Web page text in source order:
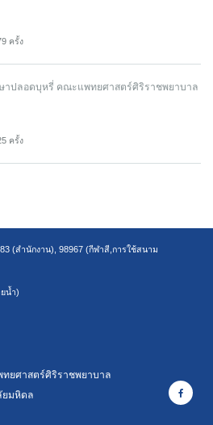
ครั้ง
าปลอดบุหรี่ คณะแพทยศาสตร์ศิริราชพยาบาล
ครั้ง
(สำนักงาน), 98967 (กีฬาสี,การใช้สนาม
น้ำ)
ทยศาสตร์ศิริราชพยาบาล
ยมหิดล